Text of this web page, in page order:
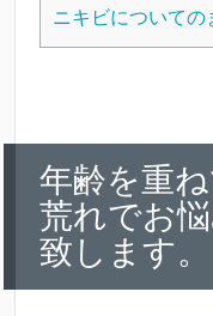
ニキビについての
年齢を重
荒れでお
致します。